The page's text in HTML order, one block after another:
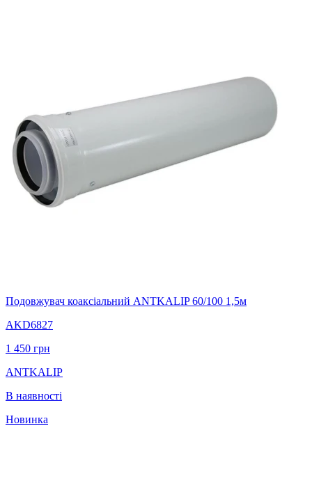
Подовжувач коаксіальний ANTKALIP 60/100 1,5м
AKD6827
1 450 грн
ANTKALIP
В наявності
Новинка